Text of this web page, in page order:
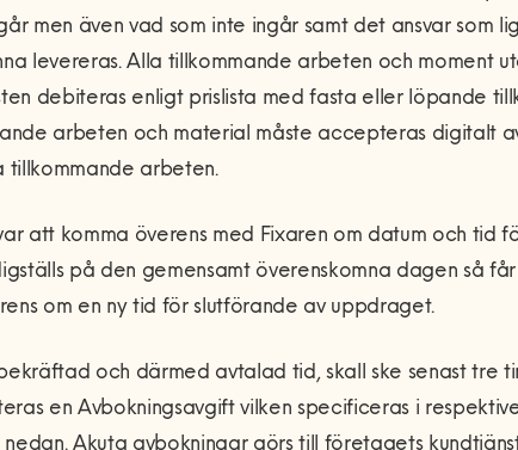
men även vad som inte ingår samt det ansvar som
levereras. Alla tillkommande arbeten och moment
debiteras enligt prislista med fasta eller löpande
arbeten och material måste accepteras digitalt
tillkommande arbeten.
att komma överens med Fixaren om datum och tid
på den gemensamt överenskomna dagen så får
om en ny tid för slutförande av uppdraget.
och därmed avtalad tid, skall ske senast tre
en Avbokningsavgift vilken specificeras i
Akuta avbokningar görs till företagets